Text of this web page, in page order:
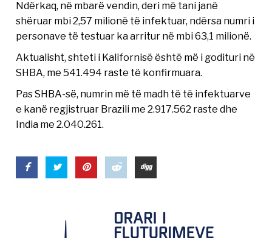
Ndërkaq, në mbarë vendin, deri më tani janë
shëruar mbi 2,57 milionë të infektuar, ndërsa numri i
personave të testuar ka arritur në mbi 63,1 milionë.
Aktualisht, shteti i Kalifornisë është më i godituri në
SHBA, me 541.494 raste të konfirmuara.
Pas SHBA-së, numrin më të madh të të infektuarve
e kanë regjistruar Brazili me 2.917.562 raste dhe
India me 2.040.261.